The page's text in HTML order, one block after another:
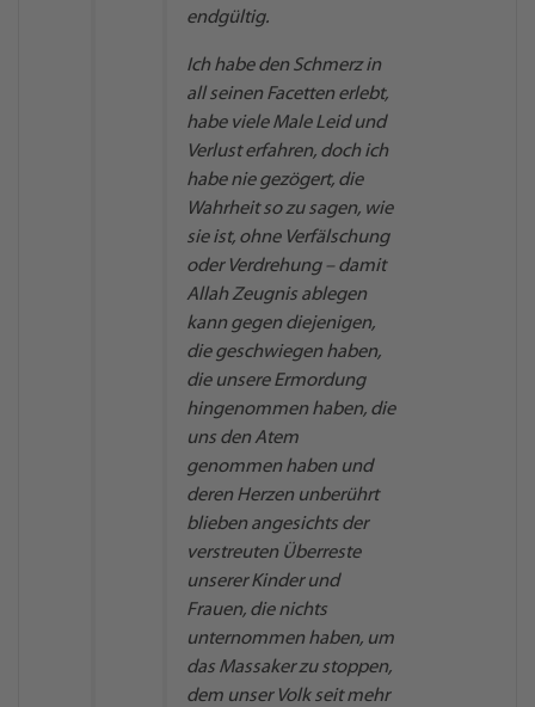
endgültig.
Ich habe den Schmerz in
all seinen Facetten erlebt,
habe viele Male Leid und
Verlust erfahren, doch ich
habe nie gezögert, die
Wahrheit so zu sagen, wie
sie ist, ohne Verfälschung
oder Verdrehung – damit
Allah Zeugnis ablegen
kann gegen diejenigen,
die geschwiegen haben,
die unsere Ermordung
hingenommen haben, die
uns den Atem
genommen haben und
deren Herzen unberührt
blieben angesichts der
verstreuten Überreste
unserer Kinder und
Frauen, die nichts
unternommen haben, um
das Massaker zu stoppen,
dem unser Volk seit mehr